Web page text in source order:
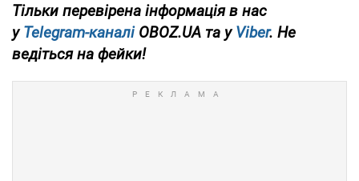
Тільки перевірена інформація в нас
уTelegram-каналіOBOZ.UA та уViber. Не
ведіться на фейки!